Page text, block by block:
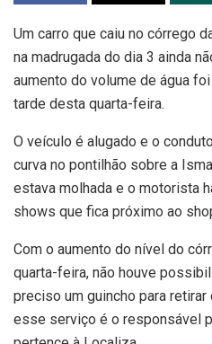
Um carro que caiu no córrego
na madrugada do dia 3 ainda
aumento do volume de água
tarde desta quarta-feira.
O veículo é alugado e o
curva no pontilhão sobre a
estava molhada e o motorista
shows que fica próximo ao
Com o aumento do nível do
quarta-feira, não houve
preciso um guincho para
esse serviço é o responsável